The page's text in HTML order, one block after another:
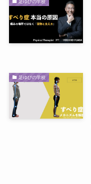
足ゆびの学校
足ゆびの学校